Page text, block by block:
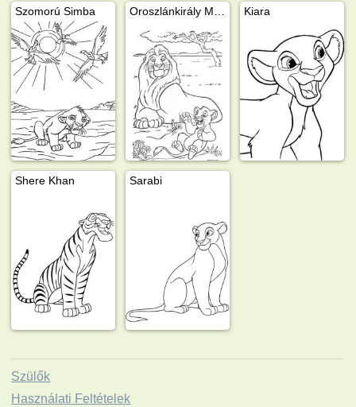
Szomorú Simba Kiara
Shere Khan Sarabi
Szülők
Használati Feltételek